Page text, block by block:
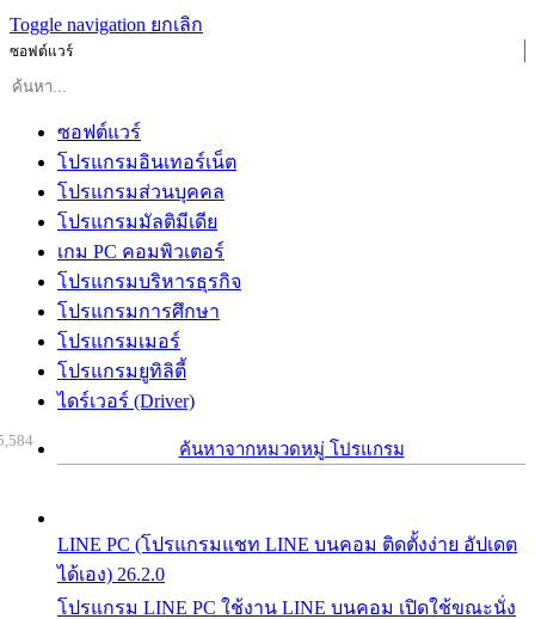
Toggle navigation ยกเลิก
ซอฟต์แวร์
ซอฟต์แวร์
โปรแกรมอินเทอร์เน็ต
โปรแกรมส่วนบุคคล
โปรแกรมมัลติมีเดีย
เกม PC คอมพิวเตอร์
โปรแกรมบริหารธุรกิจ
โปรแกรมการศึกษา
โปรแกรมเมอร์
โปรแกรมยูทิลิตี้
ไดร์เวอร์ (Driver)
ค้นหาจากหมวดหมู่ โปรแกรม
LINE PC (โปรแกรมแชท LINE บนคอม ติดตั้งง่าย อัปเดต
ได้เอง) 26.2.0
โปรแกรม LINE PC ใช้งาน LINE บนคอม เปิดใช้ขณะนั่ง